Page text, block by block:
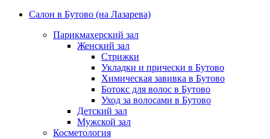
Салон в Бутово (на Лазарева)
Парикмахерский зал
Женский зал
Стрижки
Укладки и прически в Бутово
Химическая завивка в Бутово
Ботокс для волос в Бутово
Уход за волосами в Бутово
Детский зал
Мужской зал
Косметология